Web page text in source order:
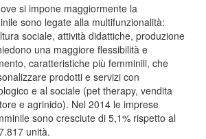
si impone maggiormente la
sono legate alla multifunzionalità:
sociale, attività didattiche, produzione
una maggiore flessibilità e
caratteristiche più femminili, che
prodotti e servizi con
e al sociale (pet therapy, vendita
e agrinido). Nel 2014 le imprese
sono cresciute di 5,1% rispetto al
unità.